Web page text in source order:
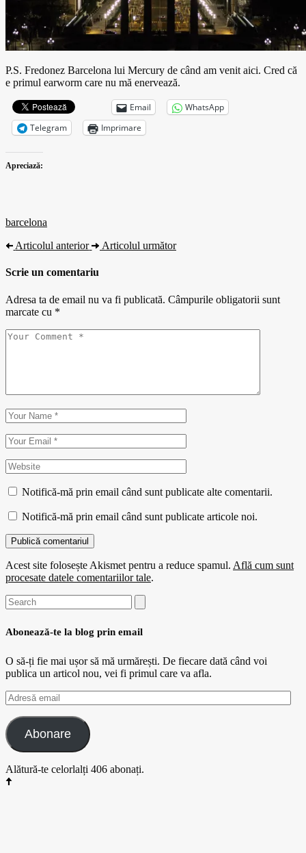
P.S. Fredonez Barcelona lui Mercury de când am venit aici. Cred că
e primul earworm care nu mă enervează.
Email
WhatsApp
Telegram
Imprimare
Apreciază:
barcelona
Articolul anterior
Articolul următor
Scrie un comentariu
Adresa ta de email nu va fi publicată. Câmpurile obligatorii sunt
marcate cu *
Notifică-mă prin email când sunt publicate alte comentarii.
Notifică-mă prin email când sunt publicate articole noi.
Publică comentariul
Acest site folosește Akismet pentru a reduce spamul. Află cum sunt
procesate datele comentariilor tale.
Search
for:
Abonează-te la blog prin email
O să-ți fie mai ușor să mă urmărești. De fiecare dată când voi
publica un articol nou, vei fi primul care va afla.
Adresă
email
Abonare
Alătură-te celorlalți 406 abonați.